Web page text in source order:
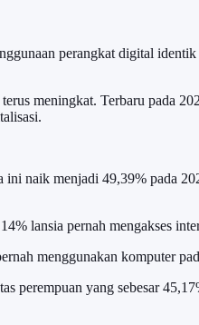
perangkat digital
meningkat. Terbaru pada
naik menjadi 49,39% pada
lansia pernah mengakses
menggunakan komputer
perempuan yang sebesar